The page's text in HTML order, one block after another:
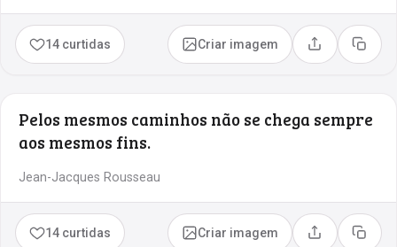
14 curtidas Criar imagem Compartilhar
Copiar
Pelos mesmos caminhos não se chega sempre
aos mesmos fins.
Jean-Jacques Rousseau
14 curtidas Criar imagem Compartilhar
Copiar